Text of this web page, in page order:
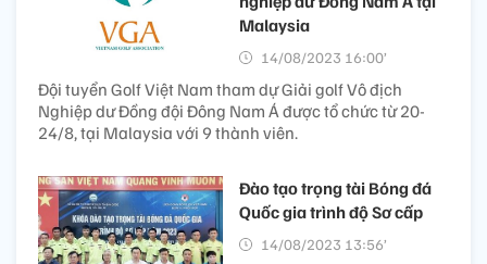
Malaysia
14/08/2023 16:00’
Đội tuyển Golf Việt Nam tham dự Giải golf Vô địch
Nghiệp dư Đồng đội Đông Nam Á được tổ chức từ 20-
24/8, tại Malaysia với 9 thành viên.
Đào tạo trọng tài Bóng đá
Quốc gia trình độ Sơ cấp
14/08/2023 13:56’